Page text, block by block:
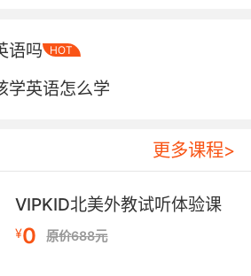
孩子一起看，看完之后用中文
了什么，确认孩子确实听懂
”。 当孩子积累了足够的听力
水到渠成的事。七岁孩子的口
实的英语对话环境，效果会事
长会担心自己英语不好，没办
，这个阶段不需要家长英语
孩子创造开口的机会。可以让
的角色重复台词，也可以用英
读功能让孩子模仿发音。关键
语吗 HOT
学英语怎么学
更多课程>
VIPKID北美外教试听体验课
¥0 原价688元